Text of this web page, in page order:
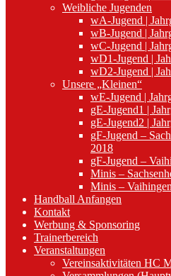
Weibliche Jugenden
wA-Jugend |
wB-Jugend |
wC-Jugend |
wD1-Jugend |
wD2-Jugend |
Unsere „Kleinen“
wE-Jugend |
gE-Jugend1 |
gE-Jugend2 |
gF-Jugend –
2018
gF-Jugend –
Minis –
Minis –
Handball Anfangen
Kontakt
Werbung & Sponsoring
Trainerbereich
Veranstaltungen
Vereinsaktivitäten HC